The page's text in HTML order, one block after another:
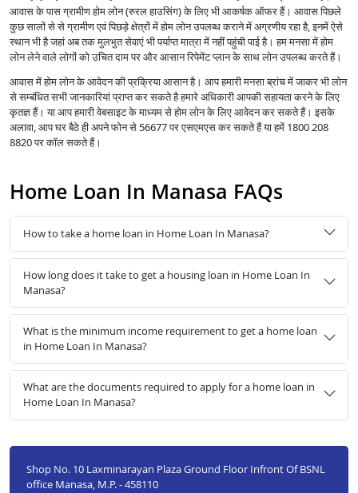
आवास के पास ग्रामीण होम लोन (रुरल हाउसिंग) के लिए भी आकर्षक ऑफर हैं। आवास पिछले
कुछ सालों से से ग्रामीण एवं पिछड़े क्षेत्रों में होम लोन उपलब्ध कराने में अग्रणीय रहा है, इनमें ऐसे
स्थान भी है जहां अब तक मुलभुत सेवाएं भी पर्याप्त मात्रा में नहीं पहुंची पाई है। हम मनसा में होम
लोन लेने वाले लोगों को उचित दाम पर और आसान रिपेमेंट प्लान के साथ लोन उपलब्ध करते हैं।
आवास में होम लोन के आवेदन की प्रक्रिया आसान है। आप हमारी मनसा ब्रांच में जाकर भी लोन
से सम्बंधित सभी जानकारियां प्राप्त कर सकते है हमारे अधिकारी आपकी सहायता करने के लिए
कृतज्ञ हैं। या आप हमारी वेबसाइट के माध्यम से होम लोन के लिए आवेदन कर सकते हैं। इसके
अलावा, आप घर बैठे ही अपने फोन से 56677 पर एसएमएस कर सकते हैं या हमें 1800 208
8820 पर कॉल सकते हैं।
Home Loan In Manasa FAQs
How to take a home loan in Home Loan In Manasa?
How long does it take to get a housing loan in Home Loan In
Manasa?
What is the minimum income requirement to get a home loan
in Home Loan In Manasa?
What are the documents required to apply for a home loan in
Home Loan In Manasa?
Shop No. 10 Laxminarayan Plaza Ground Floor Infront Of BSNL
office Manasa, M.P. - 458110